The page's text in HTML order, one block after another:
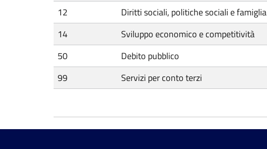
12
Diritti sociali, politiche sociali e famiglia
14
Sviluppo economico e competitività
50
Debito pubblico
99
Servizi per conto terzi